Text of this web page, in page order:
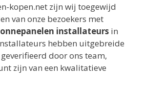
kopen.net zijn wij toegewijd
van onze bezoekers met
installateurs in
hebben uitgebreide
door ons team,
zijn van een kwalitatieve